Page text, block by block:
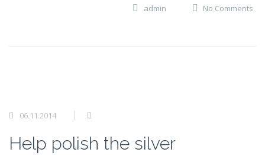
admin No Comments
06.11.2014
Help polish the silver